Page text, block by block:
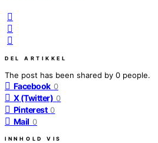
DEL ARTIKKEL
The post has been shared by 0 people.
Facebook 0
X (Twitter) 0
Pinterest 0
Mail 0
INNHOLD VIS